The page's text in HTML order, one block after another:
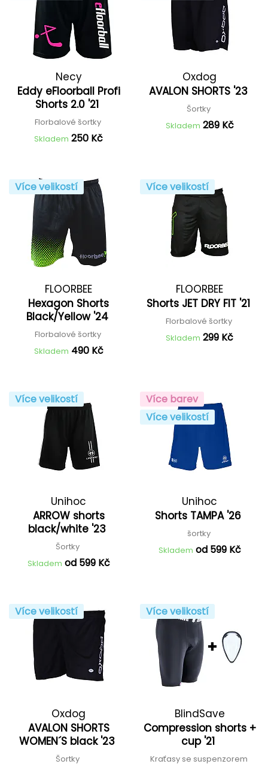
Necy
Eddy eFloorball Profi
Shorts 2.0 '21
Florbalové šortky
Skladem 250 Kč
Oxdog
AVALON SHORTS '23
Šortky
Skladem 289 Kč
Více velikostí
FLOORBEE
Hexagon Shorts
Black/Yellow '24
Florbalové šortky
Skladem 490 Kč
Více velikostí
FLOORBEE
Shorts JET DRY FIT '21
Florbalové šortky
Skladem 299 Kč
Více velikostí
Unihoc
ARROW shorts
black/white '23
Šortky
Skladem od 599 Kč
Více barev
Více velikostí
Unihoc
Shorts TAMPA '26
šortky
Skladem od 599 Kč
Více velikostí
Oxdog
AVALON SHORTS
WOMEN´S black '23
Šortky
Více velikostí
BlindSave
Compression shorts +
cup '21
Kraťasy se suspenzorem